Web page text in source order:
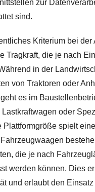
zur
sind.
Kriterium bei der
Tragkraft, die je nach
in der
von Traktoren oder
es im
oder
Plattformgröße spielt
die je nach
werden können. Dies
und erlaubt den Einsatz